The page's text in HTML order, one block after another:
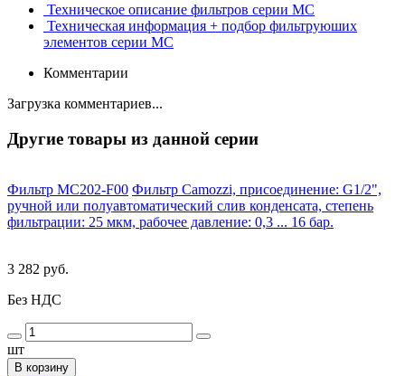
Техническое описание фильтров серии MC
Техническая информация + подбор фильтруюших
элементов серии MC
Комментарии
Загрузка комментариев...
Другие товары из данной серии
Фильтр MC202-F00 Фильтр Camozzi, присоединение: G1/2",
ручной или полуавтоматический слив конденсата, степень
фильтрации: 25 мкм, рабочее давление: 0,3 ... 16 бар.
3 282 руб.
Без НДС
шт
В корзину